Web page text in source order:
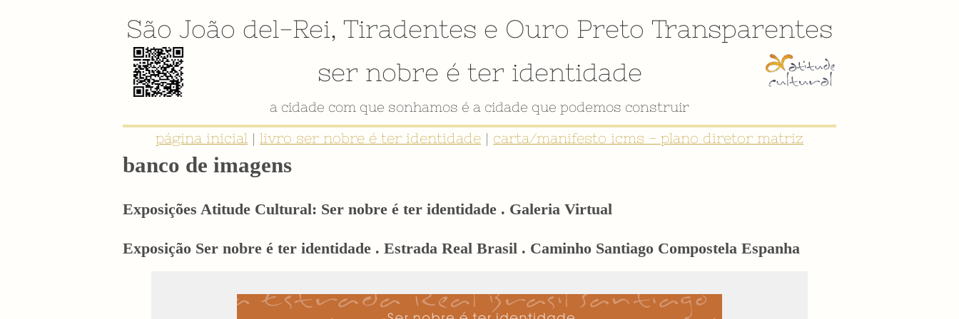
São João del-Rei, Tiradentes e Ouro Preto Transparentes
ser nobre é ter identidade
a cidade com que sonhamos é a cidade que podemos construir
página inicial | livro ser nobre é ter identidade | carta/manifesto icms - plano diretor matriz
banco de imagens
Exposições Atitude Cultural: Ser nobre é ter identidade . Galeria Virtual
Exposição Ser nobre é ter identidade . Estrada Real Brasil . Caminho Santiago Compostela Espanha